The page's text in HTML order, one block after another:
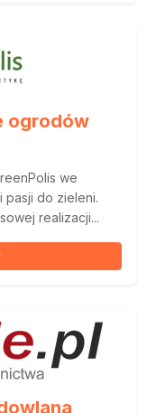
ogrodów
we
pasji do zieleni.
realizacji...